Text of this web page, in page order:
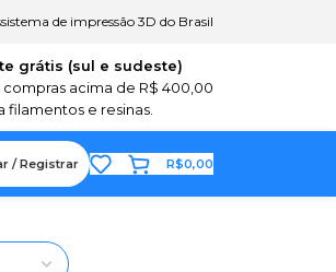
de impressão 3D do Brasil
grátis (sul e sudeste)
compras acima de R$ 400,00
filamentos e resinas.
/ Registrar R$0,00